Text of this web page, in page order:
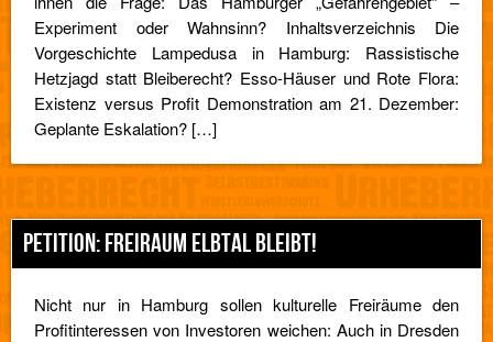
Experiment oder Wahnsinn? Inhaltsverzeichnis Die
Vorgeschichte Lampedusa in Hamburg: Rassistische
Hetzjagd statt Bleiberecht? Esso-Häuser und Rote Flora:
Existenz versus Profit Demonstration am 21. Dezember:
Geplante Eskalation? […]
PETITION: FREIRAUM ELBTAL BLEIBT!
Nicht nur in Hamburg sollen kulturelle Freiräume den
Profitinteressen von Investoren weichen: Auch in Dresden